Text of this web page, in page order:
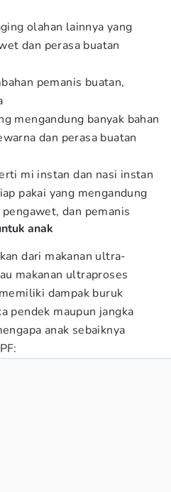
olahan lainnya yang
dan perasa buatan
pemanis buatan,
mengandung banyak bahan
dan perasa buatan
mi instan dan nasi instan
pakai yang mengandung
dan pemanis
anak
dari makanan ultra-
makanan ultraproses
dampak buruk
pendek maupun jangka
anak sebaiknya